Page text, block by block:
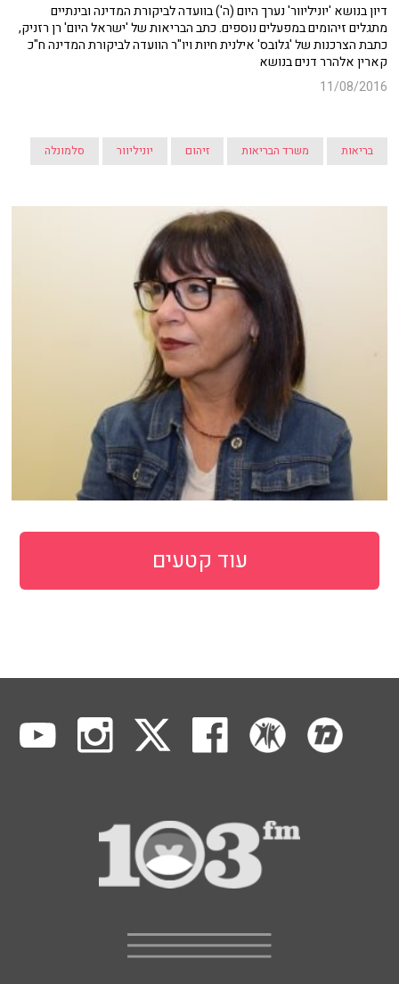
דיון בנושא 'יוניליוור' נערך היום (ה') בוועדה לביקורת המדינה ובינתיים
מתגלים זיהומים במפעלים נוספים. כתב הבריאות של 'ישראל היום' רן רזניק,
כתבת הצרכנות של 'גלובס' אילנית חיות ויו"ר הוועדה לביקורת המדינה ח"כ
קארין אלהרר דנים בנושא
11/08/2016
בריאות משרד הבריאות זיהום יוניליוור סלמונלה
עוד קטעים